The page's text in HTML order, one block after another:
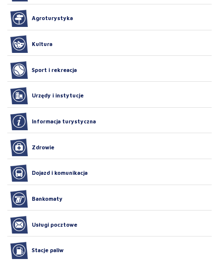
Agroturystyka
Kultura
Sport i rekreacja
Urzędy i instytucje
Informacja turystyczna
Zdrowie
Dojazd i komunikacja
Bankomaty
Usługi pocztowe
Stacje paliw